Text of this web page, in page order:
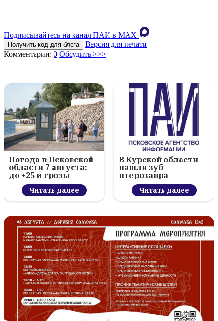
Подписывайтесь на канал ПАИ в MAХ
Получить код для блога
Версия для печати
Комментарии: 0 Обсудить >>>
Погода в Псковской
области 7 августа:
до +25 и грозы
Читать далее
В Курской области
нашли зуб
птерозавра
Читать далее